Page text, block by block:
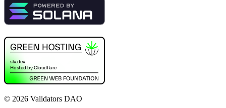
© 2026 Validators DAO